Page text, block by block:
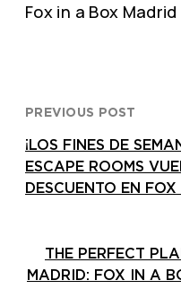
Fox in a Box
PREVIOUS POST
¡LOS FINES DE
ESCAPE ROOMS
DESCUENTO EN
THE PERFECT
MADRID: FOX IN A